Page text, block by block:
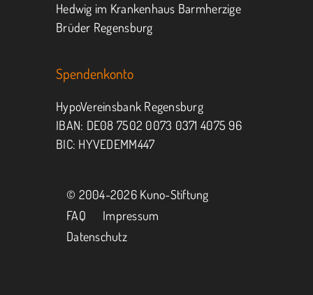
Hedwig im Krankenhaus Barmherzige
Brüder Regensburg
Spendenkonto
HypoVereinsbank Regensburg
IBAN: DE08 7502 0073 0371 4075 96
BIC: HYVEDEMM447
© 2004-2026 Kuno-Stiftung
FAQ
Impressum
Datenschutz